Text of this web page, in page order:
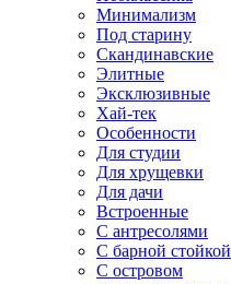
Минимализм
Под старину
Скандинавские
Элитные
Эксклюзивные
Хай-тек
Особенности
Для студии
Для хрущевки
Для дачи
Встроенные
С антресолями
С барной стойкой
С островом